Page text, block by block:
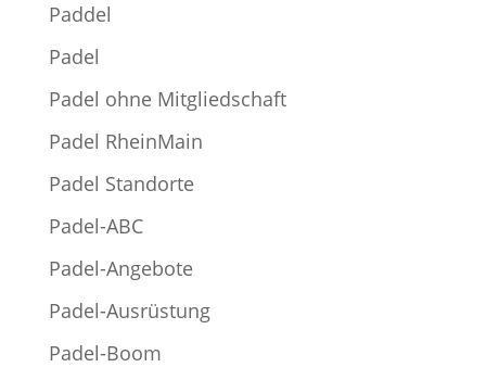
Paddel
Padel
Padel ohne Mitgliedschaft
Padel RheinMain
Padel Standorte
Padel-ABC
Padel-Angebote
Padel-Ausrüstung
Padel-Boom